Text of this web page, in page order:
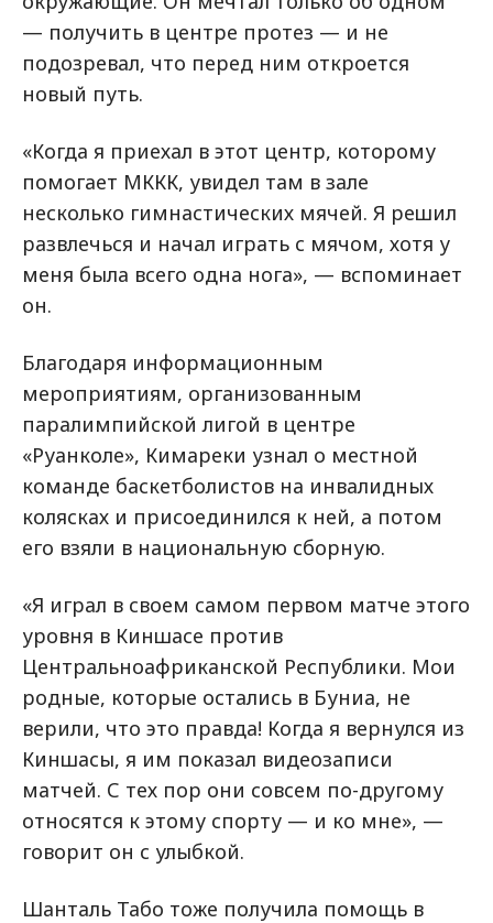
— получить в центре протез — и не
подозревал, что перед ним откроется
новый путь.
«Когда я приехал в этот центр, которому
помогает МККК, увидел там в зале
несколько гимнастических мячей. Я решил
развлечься и начал играть с мячом, хотя у
меня была всего одна нога», — вспоминает
он.
Благодаря информационным
мероприятиям, организованным
паралимпийской лигой в центре
«Руанколе», Кимареки узнал о местной
команде баскетболистов на инвалидных
колясках и присоединился к ней, а потом
его взяли в национальную сборную.
«Я играл в своем самом первом матче этого
уровня в Киншасе против
Центральноафриканской Республики. Мои
родные, которые остались в Буниа, не
верили, что это правда! Когда я вернулся из
Киншасы, я им показал видеозаписи
матчей. С тех пор они совсем по-другому
относятся к этому спорту — и ко мне», —
говорит он с улыбкой.
Шанталь Табо тоже получила помощь в